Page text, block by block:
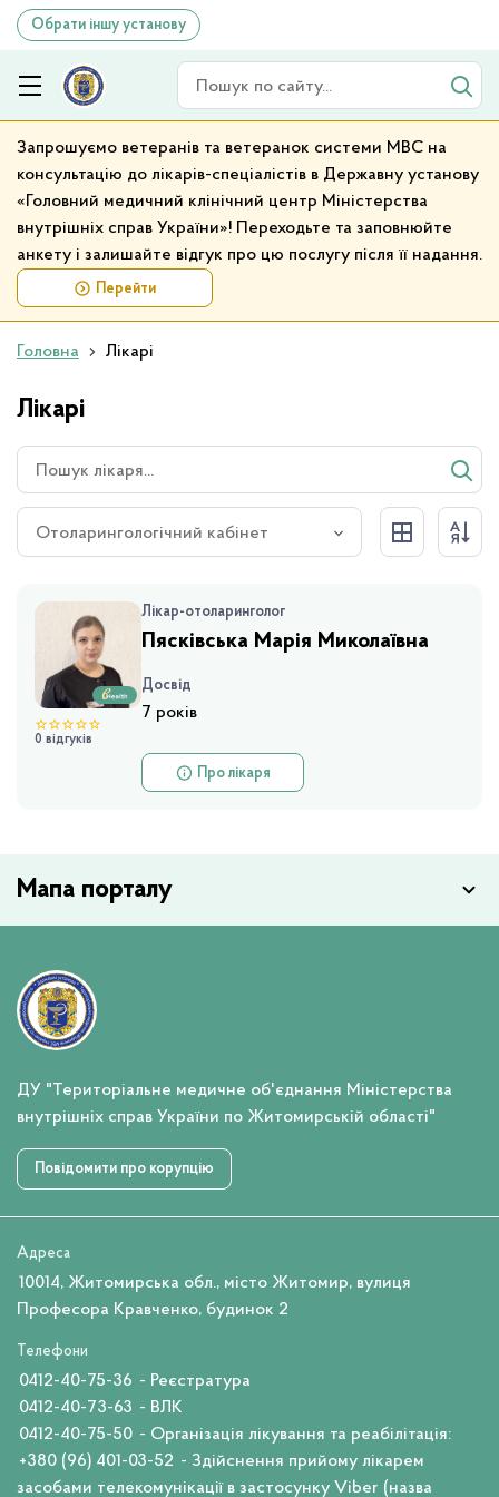
Обрати іншу установу
Запрошуємо ветеранів та ветеранок системи МВС на
консультацію до лікарів-спеціалістів в Державну установу
«Головний медичний клінічний центр Міністерства
внутрішніх справ України»! Переходьте та заповнюйте
анкету і залишайте відгук про цю послугу після її надання.
Перейти
Головна Лікарі
Лікарі
Отоларингологічний кабінет
0 відгуків
Лікар-отоларинголог
Пясківська Марія Миколаївна
Досвід
7 років
Про лікаря
Мапа порталу
ДУ "Територіальне медичне об'єднання Міністерства
внутрішніх справ України по Житомирській області"
Повідомити про корупцію
Адреса
10014, Житомирська обл., місто Житомир, вулиця
Професора Кравченко, будинок 2
Телефони
0412-40-75-36 - Реєстратура
0412-40-73-63 - ВЛК
0412-40-75-50 - Організація лікування та реабілітація:
+380 (96) 401-03-52 - Здійснення прийому лікарем
засобами телекомунікації в застосунку Viber (назва